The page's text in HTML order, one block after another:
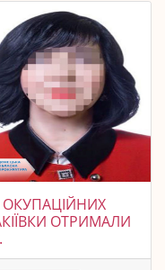
ОТРИМАЛИ